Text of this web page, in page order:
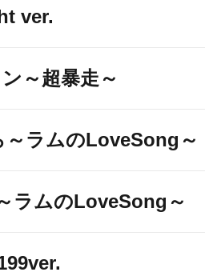
ver.
～超暴走～
～ラムのLoveSong～
ラムのLoveSong～